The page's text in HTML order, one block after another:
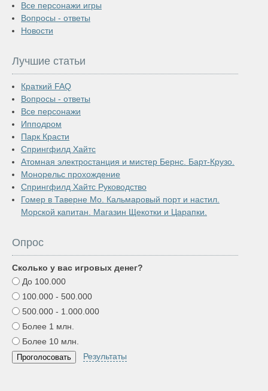
Все персонажи игры
Вопросы - ответы
Новости
Лучшие статьи
Краткий FAQ
Вопросы - ответы
Все персонажи
Ипподром
Парк Красти
Спрингфилд Хайтс
Атомная электростанция и мистер Бернс. Барт-Крузо.
Монорельс прохождение
Спрингфилд Хайтс Руководство
Гомер в Таверне Мо. Кальмаровый порт и настил.
Морской капитан. Магазин Щекотки и Царапки.
Опрос
Сколько у вас игровых денег?
До 100.000
100.000 - 500.000
500.000 - 1.000.000
Более 1 млн.
Более 10 млн.
Результаты